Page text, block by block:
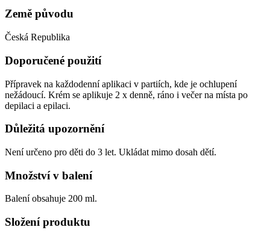
Země původu
Česká Republika
Doporučené použití
Přípravek na každodenní aplikaci v partiích, kde je ochlupení
nežádoucí. Krém se aplikuje 2 x denně, ráno i večer na místa po
depilaci a epilaci.
Důležitá upozornění
Není určeno pro děti do 3 let. Ukládat mimo dosah dětí.
Množství v balení
Balení obsahuje 200 ml.
Složení produktu